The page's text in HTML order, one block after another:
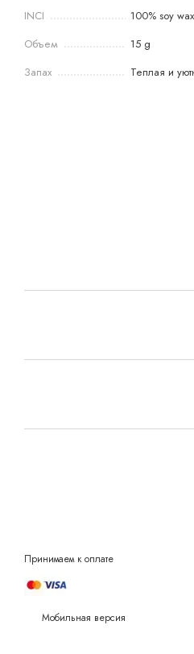
INCI
100% soy
Объем
15 g
Запах
Теплая и
Принимаем к оплате
Мобильная версия